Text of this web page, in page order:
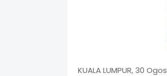
KUALA LUMPUR, 30